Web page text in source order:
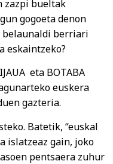
zazpi bueltak
gogoeta denon
belaunaldi berriari
eskaintzeko?
eta BOTABA
euskera
gazteria.
Batetik, “euskal
islatzeaz gain, joko
pentsaera zuhur